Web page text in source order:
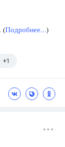
(Подробнее...)
+1